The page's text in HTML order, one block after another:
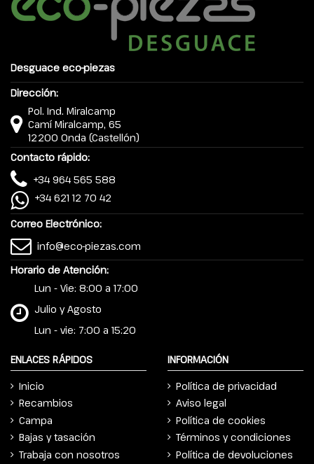
Desguace eco-piezas
Dirección:
Pol. Ind. Miralcamp
Camí Miralcamp, 65
12200 Onda (Castellón)
Contacto rápido:
+34 964 565 588
+34 621 12 70 42
Correo Electrónico:
info@eco-piezas.com
Horario de Atención:
Lun - Vie: 8:00 a 17:00
Julio y Agosto
Lun - vie: 7:00 a 15:20
ENLACES RÁPIDOS
Inicio
Recambios
Campa
Bajas y tasación
Trabaja con nosotros
INFORMACIÓN
Política de privacidad
Aviso legal
Política de cookies
Términos y condiciones
Política de devoluciones